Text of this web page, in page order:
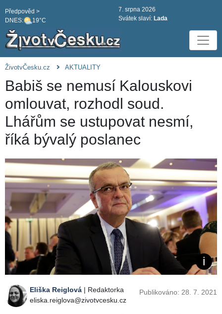
DNES: 19°C
Předpověd >
7. srpna 2026
Svátek slaví: Lada
ŽivotvČesku.cz AKTUALITY
Babiš se nemusí Kalouskovi
omlouvat, rozhodl soud.
Lhářům se ustupovat nesmí,
říká bývalý poslanec
Eliška Reiglová | Redaktorka
eliska.reiglova@zivotvcesku.cz
Publikováno: 28. 7. 2021